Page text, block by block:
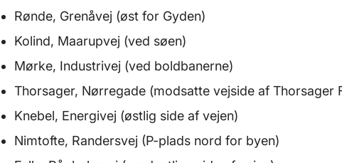
Rønde, Grenåvej (øst for Gyden)
Kolind, Maarupvej (ved søen)
Mørke, Industrivej (ved boldbanerne)
Thorsager, Nørregade (modsatte vejside af Thorsager
Knebel, Energivej (østlig side af vejen)
Nimtofte, Randersvej (P-plads nord for byen)